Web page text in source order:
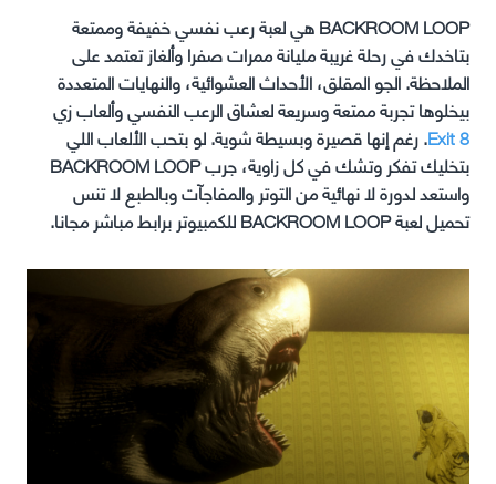
BACKROOM LOOP هي لعبة رعب نفسي خفيفة وممتعة
بتاخدك في رحلة غريبة مليانة ممرات صفرا وألغاز تعتمد على
الملاحظة. الجو المقلق، الأحداث العشوائية، والنهايات المتعددة
بيخلوها تجربة ممتعة وسريعة لعشاق الرعب النفسي وألعاب زي
Exit 8. رغم إنها قصيرة وبسيطة شوية. لو بتحب الألعاب اللي
بتخليك تفكر وتشك في كل زاوية، جرب BACKROOM LOOP
واستعد لدورة لا نهائية من التوتر والمفاجآت وبالطبع لا تنس
تحميل لعبة BACKROOM LOOP للكمبيوتر برابط مباشر مجانا.